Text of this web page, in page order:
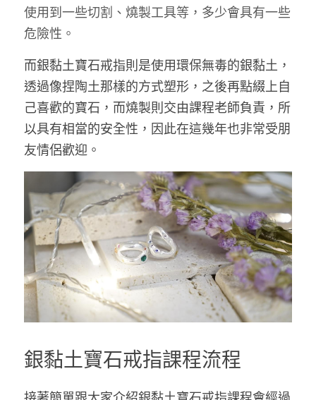
使用到一些切割、燒製工具等，多少會具有一些
危險性。
而銀黏土寶石戒指則是使用環保無毒的銀黏土，
透過像捏陶土那樣的方式塑形，之後再點綴上自
己喜歡的寶石，而燒製則交由課程老師負責，所
以具有相當的安全性，因此在這幾年也非常受朋
友情侶歡迎。
銀黏土寶石戒指課程流程